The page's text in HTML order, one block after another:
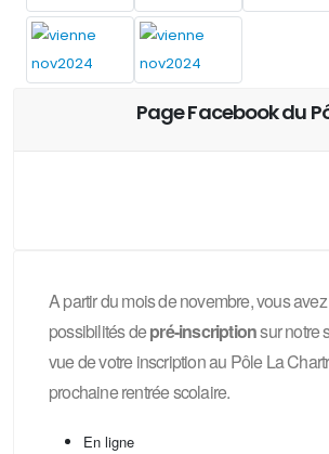
Page Facebook du
A partir du mois de novembre, vous
possibilités depré-inscriptionsur notre
vue de votre inscription au Pôle La
prochaine rentrée scolaire.
En ligne